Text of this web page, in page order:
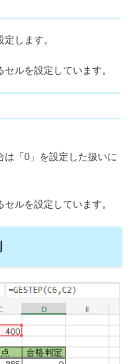
します。
セルを設定しています。
「0」を設定した扱いに
セルを設定しています。